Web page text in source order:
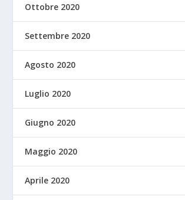
Ottobre 2020
Settembre 2020
Agosto 2020
Luglio 2020
Giugno 2020
Maggio 2020
Aprile 2020